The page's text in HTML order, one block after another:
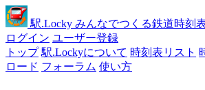
駅.Locky みんなでつくる鉄道時刻
ログイン ユーザー登録
トップ 駅.Lockyについて 時刻表リスト
ロード フォーラム 使い方